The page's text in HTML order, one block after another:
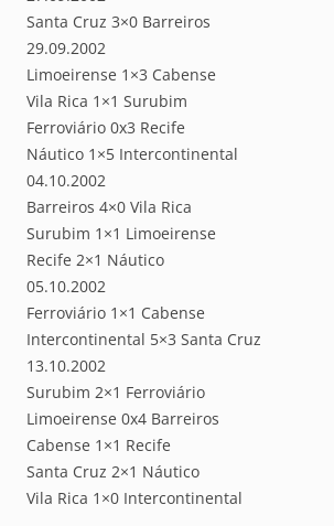
Santa Cruz 3×0 Barreiros
29.09.2002
Limoeirense 1×3 Cabense
Vila Rica 1×1 Surubim
Ferroviário 0x3 Recife
Náutico 1×5 Intercontinental
04.10.2002
Barreiros 4×0 Vila Rica
Surubim 1×1 Limoeirense
Recife 2×1 Náutico
05.10.2002
Ferroviário 1×1 Cabense
Intercontinental 5×3 Santa Cruz
13.10.2002
Surubim 2×1 Ferroviário
Limoeirense 0x4 Barreiros
Cabense 1×1 Recife
Santa Cruz 2×1 Náutico
Vila Rica 1×0 Intercontinental